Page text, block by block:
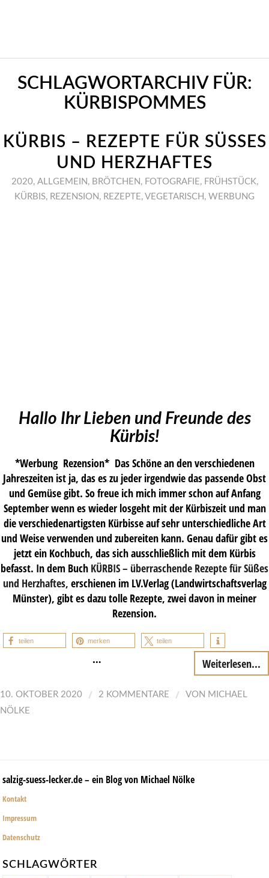
SCHLAGWORTARCHIV FÜR:
KÜRBISPOMMES
KÜRBIS – REZEPTE FÜR SÜSSES
UND HERZHAFTES
2020, ALLGEMEIN , BRÖTCHEN , FOTOGRAFIE, FRÜHSTÜCK,
KÜRBIS, REZENSION , REZEPTE, VEGETARISCH , WERBUNG
Hallo Ihr Lieben und Freunde des
Kürbis!
*Werbung Rezension* Das Schöne an den verschiedenen
Jahreszeiten ist ja, das es zu jeder irgendwie das passende Obst
und Gemüse gibt. So freue ich mich immer schon auf Anfang
September wenn es wieder losgeht mit der Kürbiszeit und man
die verschiedenartigsten Kürbisse auf sehr unterschiedliche Art
und Weise verwenden und zubereiten kann. Genau dafür gibt es
jetzt ein Kochbuch, das sich ausschließlich mit dem Kürbis
befasst. In dem Buch KÜRBIS– überraschende Rezepte für Süßes
und Herzhaftes, erschienen im LV.Verlag (Landwirtschaftsverlag
Münster), gibt es dazu tolle Rezepte, zwei davon in meiner
Rezension.
teilen merken teilen
… Weiterlesen...
10. OKTOBER 2020 / 2 KOMMENTARE / VON MICHAEL
NÖLKE
salzig-suess-lecker.de – ein Blog von Michael Nölke
Kontakt
Impressum
Datenschutz
SCHLAGWÖRTER